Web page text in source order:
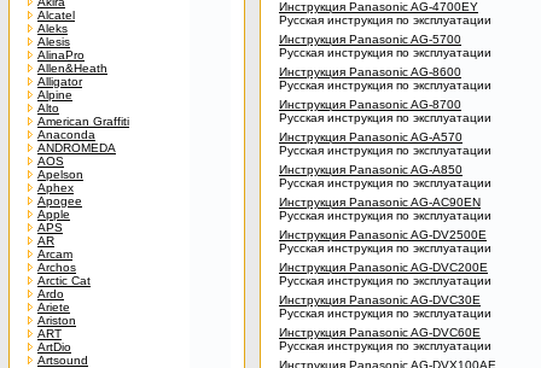
Alcatel
Aleks
Alesis
AlinaPro
Allen&Heath
Alligator
Alpine
Alto
American Graffiti
Anaconda
ANDROMEDA
AOS
Apelson
Aphex
Apogee
Apple
APS
AR
Arcam
Archos
Arctic Cat
Ardo
Ariete
Ariston
ART
ArtDio
Artsound
Инструкция Panasonic AG-4700EY
Русская инструкция по эксплуатации
Инструкция Panasonic AG-5700
Русская инструкция по эксплуатации
Инструкция Panasonic AG-8600
Русская инструкция по эксплуатации
Инструкция Panasonic AG-8700
Русская инструкция по эксплуатации
Инструкция Panasonic AG-A570
Русская инструкция по эксплуатации
Инструкция Panasonic AG-A850
Русская инструкция по эксплуатации
Инструкция Panasonic AG-AC90EN
Русская инструкция по эксплуатации
Инструкция Panasonic AG-DV2500E
Русская инструкция по эксплуатации
Инструкция Panasonic AG-DVC200E
Русская инструкция по эксплуатации
Инструкция Panasonic AG-DVC30E
Русская инструкция по эксплуатации
Инструкция Panasonic AG-DVC60E
Русская инструкция по эксплуатации
Инструкция Panasonic AG-DVX100AE